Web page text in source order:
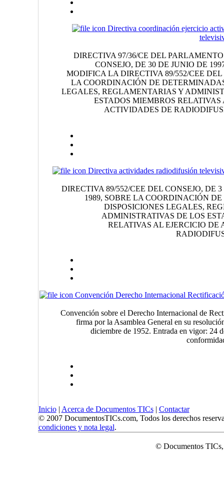
Directiva coordinación ejercicio
DIRECTIVA 97/36/CE DEL
CONSEJO, DE 30 DE JUNIO DE
MODIFICA LA DIRECTIVA 89/552/CEE DEL
LA COORDINACIÓN DE
LEGALES, REGLAMENTARIAS Y
ESTADOS MIEMBROS RELATIVAS
ACTIVIDADES DE
Directiva actividades radiodifusión
DIRECTIVA 89/552/CEE DEL CONSEJO, DE
1989, SOBRE LA COORDINACIÓN
DISPOSICIONES LEGALES,
ADMINISTRATIVAS DE LOS
RELATIVAS AL EJERCICIO DE
Convención Derecho Internacional
Convención sobre el Derecho Internacional de
firma por la Asamblea General en su
diciembre de 1952. Entrada en vigor: 24
Inicio| Acerca de Documentos TICs| Contactar
© 2007 DocumentosTICs.com, Todos los derechos
condiciones y nota legal.
© Documentos